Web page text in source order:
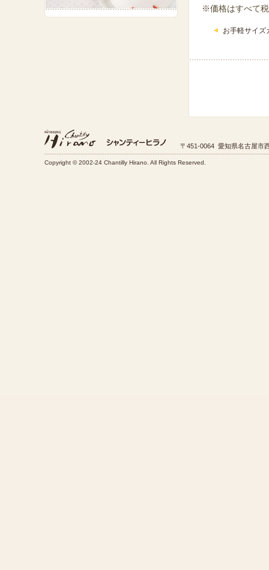
※価格はすべて
お手軽サイズ
〒451-0064 愛知県名古屋市
Copyright © 2002-24 Chantilly Hirano. All Rights Reserved.